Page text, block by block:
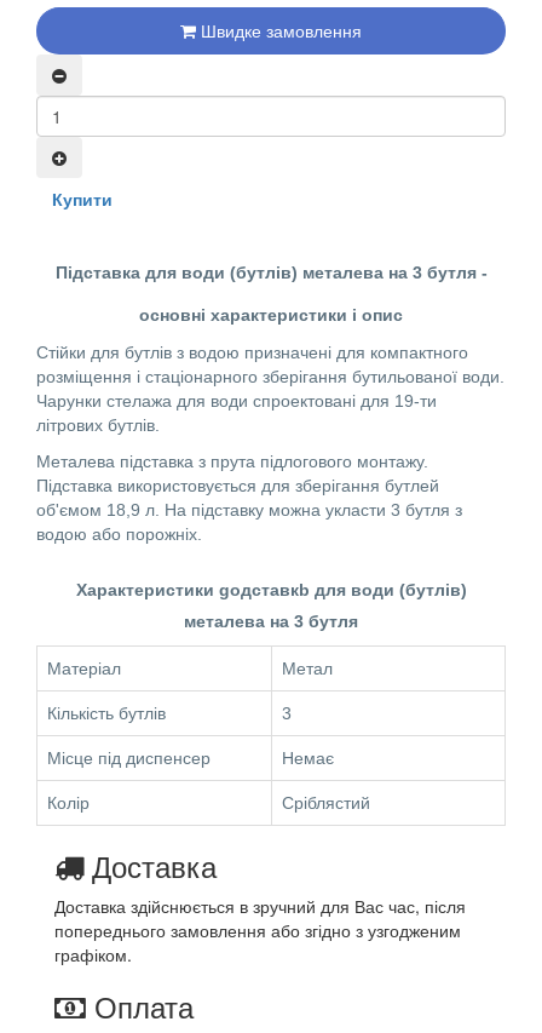
Швидке замовлення
Купити
Підставка для води (бутлів) металева на 3 бутля -
основні характеристики і опис
Стійки для бутлів з водою призначені для компактного
розміщення і стаціонарного зберігання бутильованої води.
Чарунки стелажа для води спроектовані для 19-ти
літрових бутлів.
Металева підставка з прута підлогового монтажу.
Підставка використовується для зберігання бутлей
об'ємом 18,9 л. На підставку можна укласти 3 бутля з
водою або порожніх.
Характеристики gодставкb для води (бутлів)
металева на 3 бутля
Матеріал Метал
Кількість бутлів 3
Місце під диспенсер Немає
Колір Сріблястий
Доставка
Доставка здійснюється в зручний для Вас час, після
попереднього замовлення або згідно з узгодженим
графіком.
Оплата